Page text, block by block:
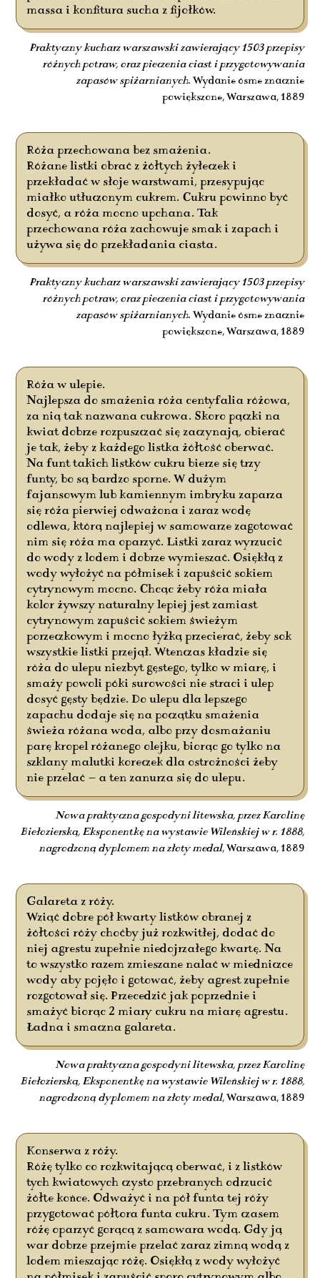
massa i konfitura sucha z fijołków.
Praktyczny kucharz warszawski zawierający 1503 przepisy
różnych potraw, oraz pieczenia ciast i przygotowywania
zapasów spiżarnianych. Wydanie ósme znacznie
powiększone, Warszawa, 1889
Róża przechowana bez smażenia.
Różane listki obrać z żółtych żyłeczek i
przekładać w słoje warstwami, przesypując
miałko utłuczonym cukrem. Cukru powinno być
dosyć, a róża mocno upchana. Tak
przechowana róża zachowuje smak i zapach i
używa się do przekładania ciasta.
Praktyczny kucharz warszawski zawierający 1503 przepisy
różnych potraw, oraz pieczenia ciast i przygotowywania
zapasów spiżarnianych. Wydanie ósme znacznie
powiększone, Warszawa, 1889
Róża w ulepie.
Najlepsza do smażenia róża centyfalia różowa,
za nią tak nazwana cukrowa. Skoro pączki na
kwiat dobrze rozpuszczać się zaczynają, obierać
je tak, żeby z każdego listka żółtość oberwać.
Na funt takich listków cukru bierze się trzy
funty, bo są bardzo sporne. W dużym
fajansowym lub kamiennym imbryku zaparza
się róża pierwiej odważona i zaraz wodę
odlewa, którą najlepiej w samowarze zagotować
nim się róża ma oparzyć. Listki zaraz wyrzucić
do wody z lodem i dobrze wymieszać. Osiękłą z
wody wyłożyć na półmisek i zapuścić sokiem
cytrynowym mocno. Chcąc żeby róża miała
kolor żywszy naturalny lepiej jest zamiast
cytrynowym zapuścić sokiem świeżym
porzeczkowym i mocno łyżką przecierać, żeby sok
wszystkie listki przejął. Wtenczas kładzie się
róża do ulepu niezbyt gęstego, tylko w miarę, i
smaży powoli póki surowości nie straci i ulep
dosyć gęsty będzie. Do ulepu dla lepszego
zapachu dodaje się na początku smażenia
świeża różana woda, albo przy dosmażaniu
parę kropel różanego olejku, biorąc go tylko na
szklany malutki koreczek dla ostrożności żeby
nie przelać — a ten zanurza się do ulepu.
Nowa praktyczna gospodyni litewska, przez Karolinę
Biełozierską, Eksponentkę na wystawie Wileńskiej w r. 1888,
nagrodzoną dyplomem na złoty medal, Warszawa, 1889
Galareta z róży.
Wziąć dobre pół kwarty listków obranej z
żółtości róży choćby już rozkwitłej, dodać do
niej agrestu zupełnie niedojrzałego kwartę. Na
to wszystko razem zmieszane nalać w miedniczce
wody aby pojęło i gotować, żeby agrest zupełnie
rozgotował się. Przecedzić jak poprzednie i
smażyć biorąc 2 miary cukru na miarę agrestu.
Ładna i smaczna galareta.
Nowa praktyczna gospodyni litewska, przez Karolinę
Biełozierską, Eksponentkę na wystawie Wileńskiej w r. 1888,
nagrodzoną dyplomem na złoty medal, Warszawa, 1889
Konserwa z róży.
Różę tylko co rozkwitającą oberwać, i z listków
tych kwiatowych czysto przebranych odrzucić
żółte końce. Odważyć i na pół funta tej róży
przygotować półtora funta cukru. Tym czasem
różę oparzyć gorącą z samowara wodą. Gdy ją
war dobrze przejmie przelać zaraz zimną wodą z
lodem mieszając różę. Osiękłą z wody wyłożyć